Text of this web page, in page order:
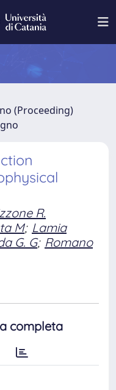
(Proceeding)
R.
M; Lamia
G. G; Romano
completa